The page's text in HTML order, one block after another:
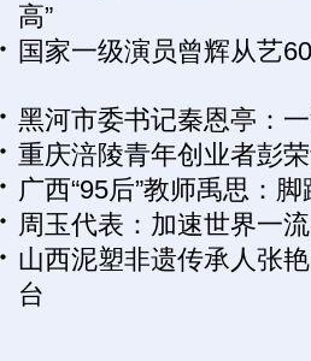
高”
国家一级演员曾辉从艺
黑河市委书记秦恩亭：
重庆涪陵青年创业者彭
广西“95后”教师禹思：
周玉代表：加速世界一
山西泥塑非遗传承人张
台